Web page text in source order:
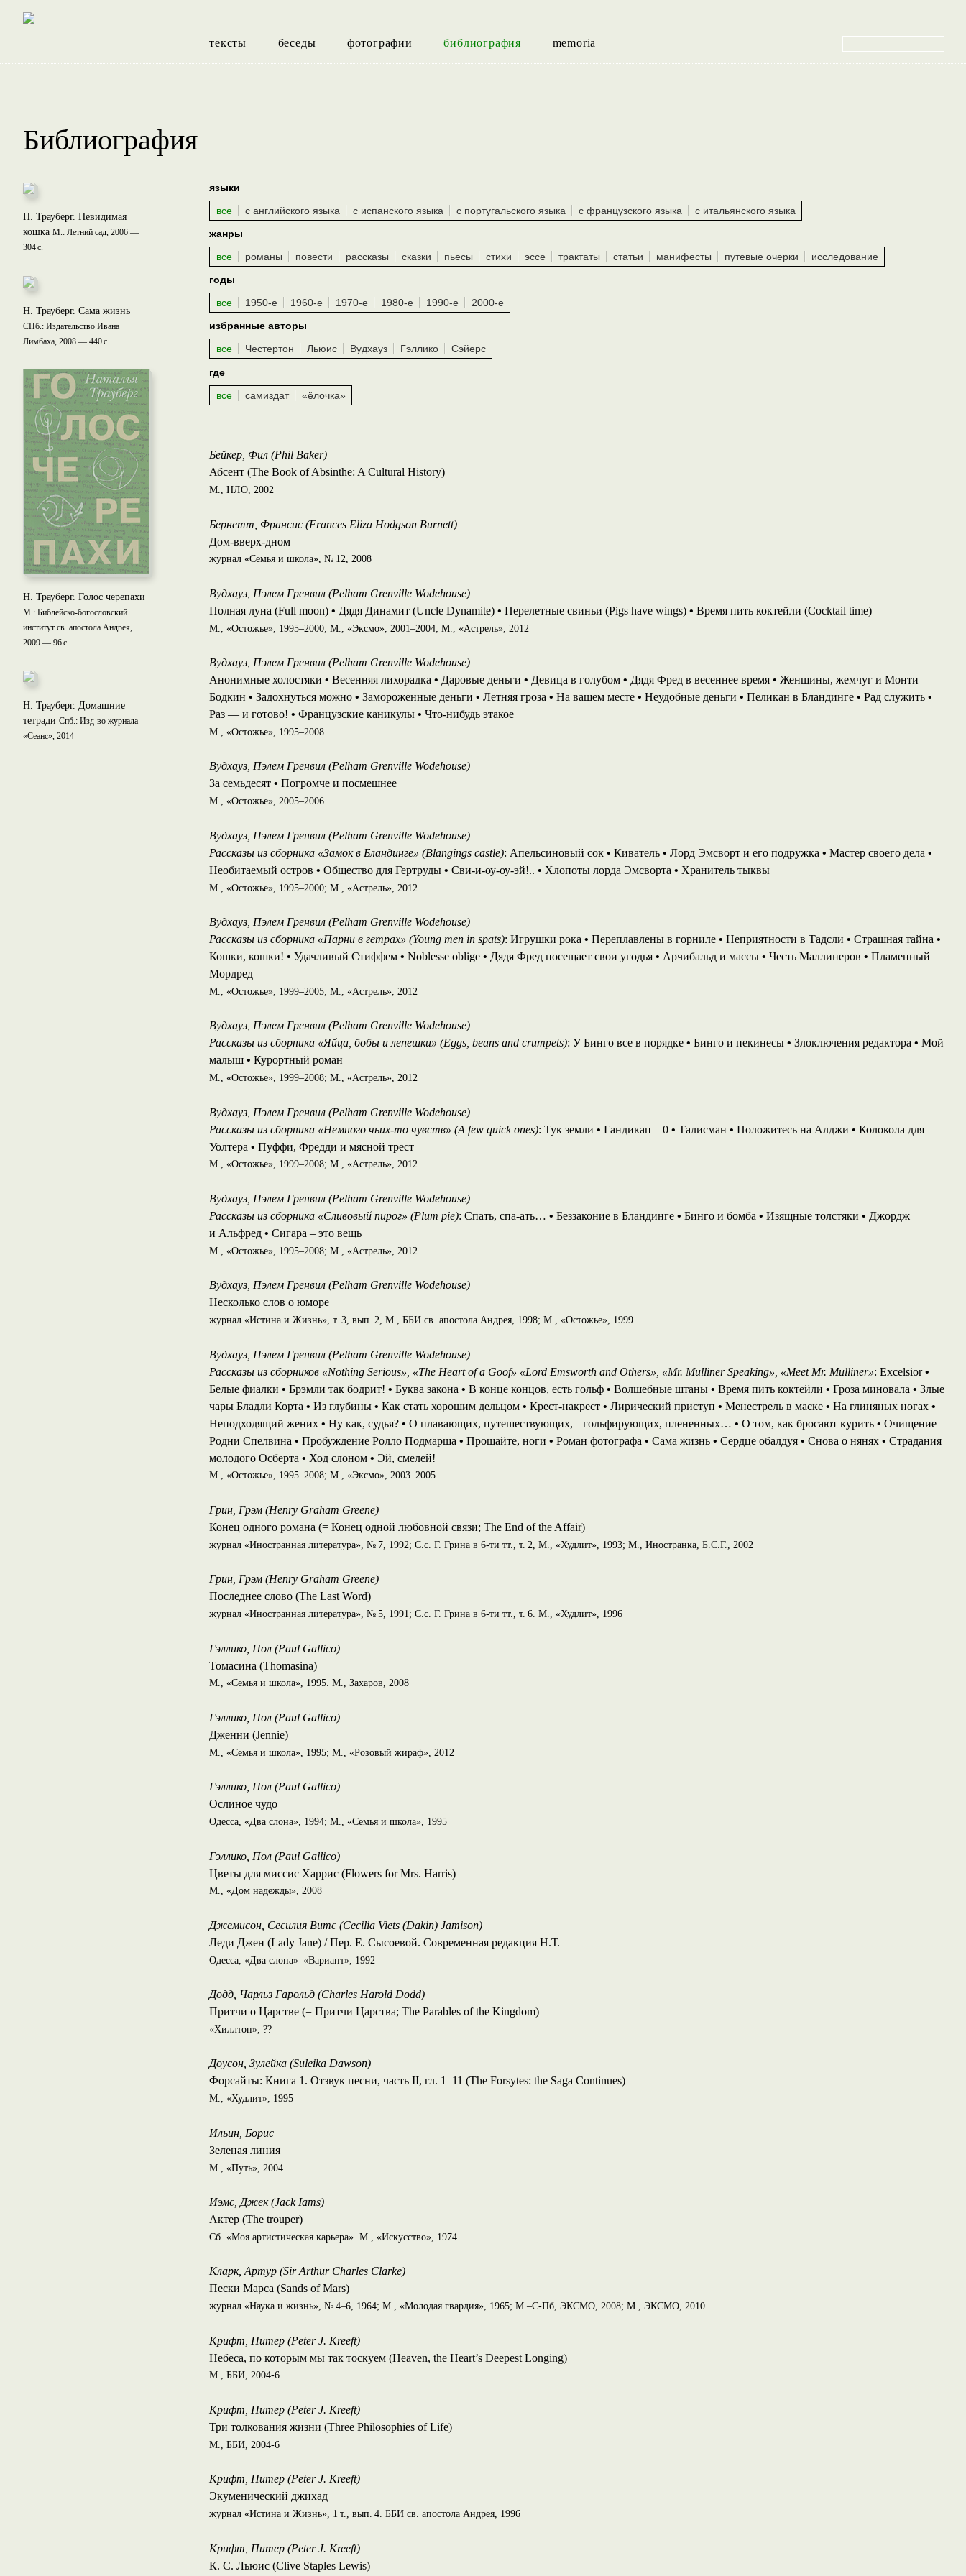
тексты беседы фотографии библиография memoria
Библиография
Н. Трауберг. Невидимая
кошка М.: Летний сад, 2006 —
304 с.
Н. Трауберг. Сама жизнь
СПб.: Издательство Ивана
Лимбаха, 2008 — 440 с.
Н. Трауберг. Голос черепахи
М.: Библейско-богословский
институт св. апостола Андрея,
2009 — 96 c.
Н. Трауберг. Домашние
тетради Спб.: Изд-во журнала
«Сеанс», 2014
языки
все с английского языка c испанского языка с португальского языка с французского языка с итальянского языка
жанры
все романы повести рассказы сказки пьесы стихи эссе трактаты статьи манифесты путевые очерки исследование
годы
все 1950-е 1960-е 1970-е 1980-е 1990-е 2000-е
избранные авторы
все Честертон Льюис Вудхауз Гэллико Сэйерс
где
все самиздат «ёлочка»
Бейкер, Фил (Phil Baker)
Абсент (The Book of Absinthe: A Cultural History)
М., НЛО, 2002
Бернетт, Франсис (Frances Eliza Hodgson Burnett)
Дом-вверх-дном
журнал «Семья и школа», № 12, 2008
Вудхауз, Пэлем Гренвил (Pelham Grenville Wodehouse)
Полная луна (Full moon)• Дядя Динамит (Uncle Dynamite)• Перелетные свиньи (Pigs have wings)• Время пить коктейли (Cocktail time)
М., «Остожье», 1995–2000; М., «Эксмо», 2001–2004; М., «Астрель», 2012
Вудхауз, Пэлем Гренвил (Pelham Grenville Wodehouse)
Анонимные холостяки• Весенняя лихорадка• Даровые деньги• Девица в голубом• Дядя Фред в весеннее время• Женщины, жемчуг и Монти
Бодкин• Задохнуться можно• Замороженные деньги• Летняя гроза• На вашем месте• Неудобные деньги• Пеликан в Бландинге• Рад служить•
Раз — и готово!• Французские каникулы• Что-нибудь этакое
М., «Остожье», 1995–2008
Вудхауз, Пэлем Гренвил (Pelham Grenville Wodehouse)
За семьдесят• Погромче и посмешнее
М., «Остожье», 2005–2006
Вудхауз, Пэлем Гренвил (Pelham Grenville Wodehouse)
Рассказы из сборника «Замок в Бландинге» (Blangings castle): Апельсиновый сок• Киватель• Лорд Эмсворт и его подружка• Мастер своего дела•
Необитаемый остров• Общество для Гертруды• Сви-и-оу-оу-эй!..• Хлопоты лорда Эмсворта• Хранитель тыквы
М., «Остожье», 1995–2000; М., «Астрель», 2012
Вудхауз, Пэлем Гренвил (Pelham Grenville Wodehouse)
Рассказы из сборника «Парни в гетрах» (Young men in spats): Игрушки рока• Переплавлены в горниле• Неприятности в Тадсли• Страшная тайна•
Кошки, кошки!• Удачливый Стиффем• Noblesse oblige• Дядя Фред посещает свои угодья• Арчибальд и массы• Честь Маллинеров• Пламенный
Мордред
М., «Остожье», 1999–2005; М., «Астрель», 2012
Вудхауз, Пэлем Гренвил (Pelham Grenville Wodehouse)
Рассказы из сборника «Яйца, бобы и лепешки» (Eggs, beans and crumpets): У Бинго все в порядке• Бинго и пекинесы• Злоключения редактора• Мой
малыш• Курортный роман
М., «Остожье», 1999–2008; М., «Астрель», 2012
Вудхауз, Пэлем Гренвил (Pelham Grenville Wodehouse)
Рассказы из сборника «Немного чьих-то чувств» (A few quick ones): Тук земли• Гандикап – 0• Талисман• Положитесь на Алджи• Колокола для
Уолтера• Пуффи, Фредди и мясной трест
М., «Остожье», 1999–2008; М., «Астрель», 2012
Вудхауз, Пэлем Гренвил (Pelham Grenville Wodehouse)
Рассказы из сборника «Сливовый пирог» (Plum pie): Спать, спа-ать…• Беззаконие в Бландинге• Бинго и бомба• Изящные толстяки• Джордж
и Альфред• Сигара – это вещь
М., «Остожье», 1995–2008; М., «Астрель», 2012
Вудхауз, Пэлем Гренвил (Pelham Grenville Wodehouse)
Несколько слов о юморе
журнал «Истина и Жизнь», т. 3, вып. 2, М., ББИ св. апостола Андрея, 1998; М., «Остожье», 1999
Вудхауз, Пэлем Гренвил (Pelham Grenville Wodehouse)
Рассказы из сборников «Nothing Serious», «The Heart of a Goof» «Lord Emsworth and Others», «Mr. Mulliner Speaking», «Meet Mr. Mulliner»: Excelsior•
Белые фиалки• Брэмли так бодрит!• Буква закона• В конце концов, есть гольф• Волшебные штаны• Время пить коктейли• Гроза миновала• Злые
чары Бладли Корта• Из глубины• Как стать хорошим дельцом• Крест-накрест• Лирический приступ• Менестрель в маске• На глиняных ногах•
Неподходящий жених• Ну как, судья?• О плавающих, путешествующих, гольфирующих, плененных…• О том, как бросают курить• Очищение
Родни Спелвина• Пробуждение Ролло Подмарша• Прощайте, ноги• Роман фотографа• Сама жизнь• Сердце обалдуя• Снова о нянях• Страдания
молодого Осберта• Ход слоном• Эй, смелей!
М., «Остожье», 1995–2008; М., «Эксмо», 2003–2005
Грин, Грэм (Henry Graham Greene)
Конец одного романа (= Конец одной любовной связи; The End of the Affair)
журнал «Иностранная литература», № 7, 1992; С.с. Г. Грина в 6-ти тт., т. 2, М., «Худлит», 1993; М., Иностранка, Б.С.Г., 2002
Грин, Грэм (Henry Graham Greene)
Последнее слово (The Last Word)
журнал «Иностранная литература», № 5, 1991; С.с. Г. Грина в 6-ти тт., т. 6. М., «Худлит», 1996
Гэллико, Пол (Paul Gallico)
Томасина (Thomasina)
М., «Семья и школа», 1995. М., Захаров, 2008
Гэллико, Пол (Paul Gallico)
Дженни (Jennie)
М., «Семья и школа», 1995; М., «Розовый жираф», 2012
Гэллико, Пол (Paul Gallico)
Ослиное чудо
Одесса, «Два слона», 1994; М., «Семья и школа», 1995
Гэллико, Пол (Paul Gallico)
Цветы для миссис Харрис (Flowers for Mrs. Harris)
М., «Дом надежды», 2008
Джемисон, Сесилия Витс (Cecilia Viets (Dakin) Jamison)
Леди Джен (Lady Jane) / Пер. Е. Сысоевой. Современная редакция Н.Т.
Одесса, «Два слона»–«Вариант», 1992
Додд, Чарльз Гарольд (Charles Harold Dodd)
Притчи о Царстве (= Притчи Царства; The Parables of the Kingdom)
«Хиллтоп», ??
Доусон, Зулейка (Suleika Dawson)
Форсайты: Книга 1. Отзвук песни, часть II, гл. 1–11 (The Forsytes: the Saga Continues)
М., «Худлит», 1995
Ильин, Борис
Зеленая линия
М., «Путь», 2004
Иэмс, Джек (Jack Iams)
Актер (The trouper)
Cб. «Моя артистическая карьера». М., «Искусство», 1974
Кларк, Артур (Sir Arthur Charles Clarke)
Пески Марса (Sands of Mars)
журнал «Наука и жизнь», № 4–6, 1964; М., «Молодая гвардия», 1965; М.–С-Пб, ЭКСМО, 2008; М., ЭКСМО, 2010
Крифт, Питер (Peter J. Kreeft)
Небеса, по которым мы так тоскуем (Heaven, the Heart’s Deepest Longing)
М., ББИ, 2004-6
Крифт, Питер (Peter J. Kreeft)
Три толкования жизни (Three Philosophies of Life)
М., ББИ, 2004-6
Крифт, Питер (Peter J. Kreeft)
Экуменический джихад
журнал «Истина и Жизнь», 1 т., вып. 4. ББИ св. апостола Андрея, 1996
Крифт, Питер (Peter J. Kreeft)
К. С. Льюис (Clive Staples Lewis)